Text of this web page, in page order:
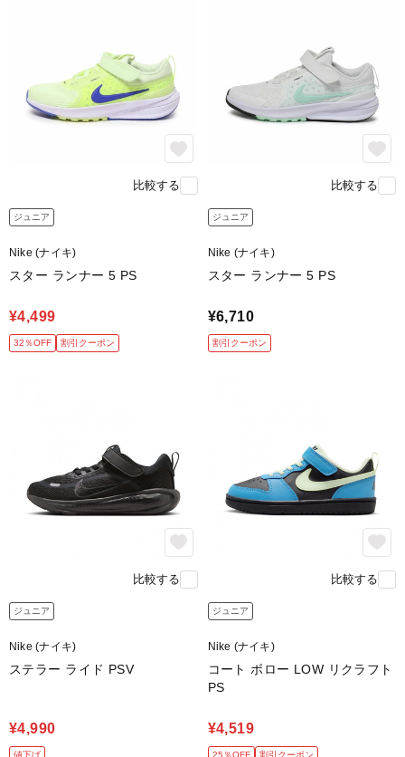
比較する
ジュニア
Nike (ナイキ)
スター ランナー 5 PS
¥4,499
32％OFF 割引クーポン
比較する
ジュニア
Nike (ナイキ)
スター ランナー 5 PS
¥6,710
割引クーポン
比較する
ジュニア
Nike (ナイキ)
ステラー ライド PSV
¥4,990
値下げ
比較する
ジュニア
Nike (ナイキ)
コート ボロー LOW リクラフト
PS
¥4,519
25％OFF 割引クーポン